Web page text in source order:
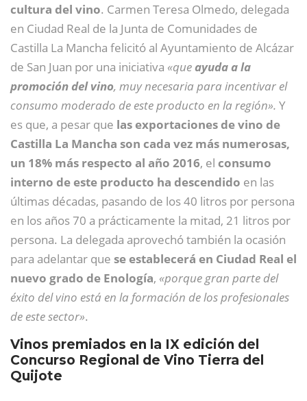
cultura del vino. Carmen Teresa Olmedo, delegada
en Ciudad Real de la Junta de Comunidades de
Castilla La Mancha felicitó al Ayuntamiento de Alcázar
de San Juan por una iniciativa «queayuda a la
promoción del vino, muy necesaria para incentivar el
consumo moderado de este producto en la región». Y
es que, a pesar que las exportaciones de vino de
Castilla La Mancha son cada vez más numerosas,
un 18% más respecto al año 2016, el consumo
interno de este producto ha descendido en las
últimas décadas, pasando de los 40 litros por persona
en los años 70 a prácticamente la mitad, 21 litros por
persona. La delegada aprovechó también la ocasión
para adelantar que se establecerá en Ciudad Real el
nuevo grado de Enología, «porque gran parte del
éxito del vino está en la formación de los profesionales
de este sector».
Vinos premiados en la IX edición del
Concurso Regional de Vino Tierra del
Quijote